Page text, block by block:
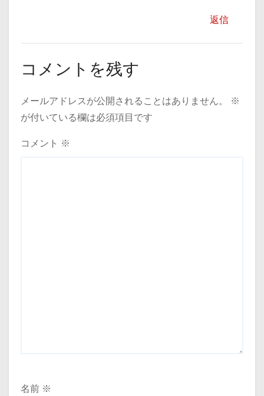
返信
コメントを残す
メールアドレスが公開されることはありません。
※
が付いている欄は必須項目です
コメント ※
名前 ※